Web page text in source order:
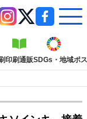
印刷通販SDGs・地域ポ